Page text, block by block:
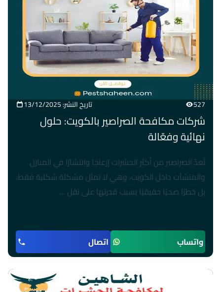
527 تاريخ النشر: 13/12/2025
شركات مكافحة الصراصير بالكويت: حلول
نهائية وفعّالة
تُعدّ الصراصير من أكثر الحشرات إزعاجًا وانتشارًا في المنازل
والمنشآت داخل الكويت، وهي لا تمثل مشكلة شكلية فقط،
بل خطرًا صحيًا حقيقيًا بسبب قدرتها على نقل …
واتساب اتصال